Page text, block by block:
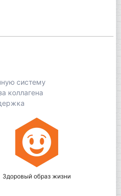
систему
коллагена
Здоровый образ жизни